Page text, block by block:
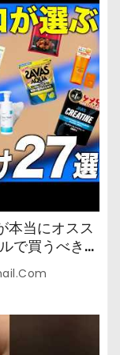
本当にオスス
で買うべきも